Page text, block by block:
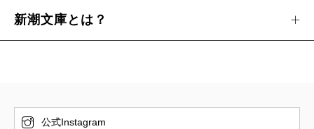
新潮文庫とは？
公式Instagram